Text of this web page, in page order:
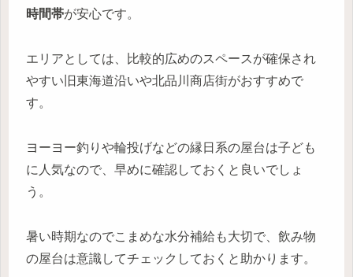
時間帯が安心です。
エリアとしては、比較的広めのスペースが確保され
やすい旧東海道沿いや北品川商店街がおすすめで
す。
ヨーヨー釣りや輪投げなどの縁日系の屋台は子ども
に人気なので、早めに確認しておくと良いでしょ
う。
暑い時期なのでこまめな水分補給も大切で、飲み物
の屋台は意識してチェックしておくと助かります。